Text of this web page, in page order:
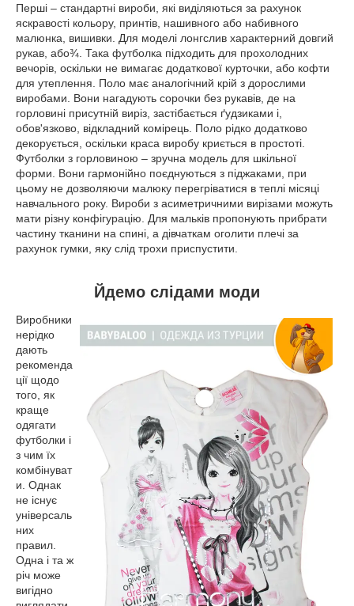
Перші – стандартні вироби, які виділяються за рахунок
яскравості кольору, принтів, нашивного або набивного
малюнка, вишивки. Для моделі лонгслив характерний довгий
рукав, або¾. Така футболка підходить для прохолодних
вечорів, оскільки не вимагає додаткової курточки, або кофти
для утеплення. Поло має аналогічний крій з дорослими
виробами. Вони нагадують сорочки без рукавів, де на
горловині присутній виріз, застібається ґудзиками і,
обов'язково, відкладний комірець. Поло рідко додатково
декорується, оскільки краса виробу криється в простоті.
Футболки з горловиною – зручна модель для шкільної
форми. Вони гармонійно поєднуються з піджаками, при
цьому не дозволяючи малюку перегріватися в теплі місяці
навчального року. Вироби з асиметричними вирізами можуть
мати різну конфігурацію. Для мальків пропонують прибрати
частину тканини на спині, а дівчаткам оголити плечі за
рахунок гумки, яку слід трохи приспустити.
Йдемо слідами моди
Виробники
нерідко
дають
рекоменда
ції щодо
того, як
краще
одягати
футболки і
з чим їх
комбінуват
и. Однак
не існує
універсаль
них
правил.
Одна і та ж
річ може
вигідно